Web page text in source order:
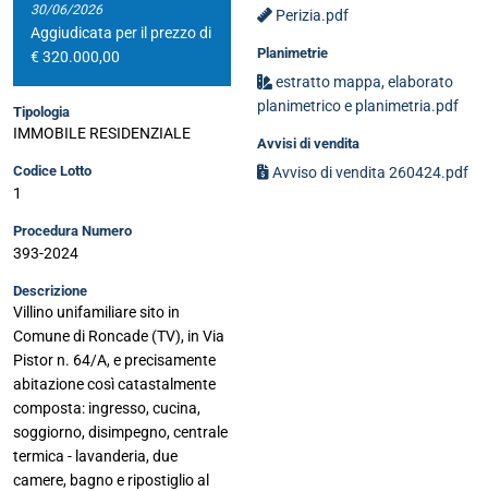
30/06/2026
Aggiudicata per il prezzo di
€ 320.000,00
Tipologia
IMMOBILE RESIDENZIALE
Codice Lotto
1
Procedura Numero
393-2024
Descrizione
Villino unifamiliare sito in
Comune di Roncade (TV), in Via
Pistor n. 64/A, e precisamente
abitazione così catastalmente
composta: ingresso, cucina,
soggiorno, disimpegno, centrale
termica - lavanderia, due
camere, bagno e ripostiglio al
Perizia.pdf
Planimetrie
estratto mappa, elaborato
planimetrico e planimetria.pdf
Avvisi di vendita
Avviso di vendita 260424.pdf